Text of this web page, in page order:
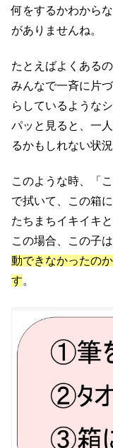
何をするかわから
がありませんね。
たとえばよくある
みんなで一斉に片
らしているような
パッと見ると、一
るかもしれない状況
このような時、「
で拭いて、この箱
たちまちイキイキ
この場合、この子
動できなかったの
す。